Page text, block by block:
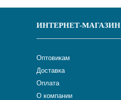
ИНТЕРНЕТ-МАГАЗИН
Оптовикам
Доставка
Оплата
О компании